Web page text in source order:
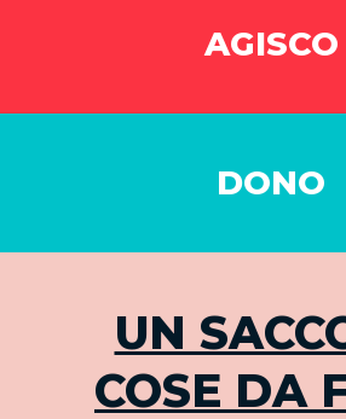
AGISCO
DONO
UN
COSE DA